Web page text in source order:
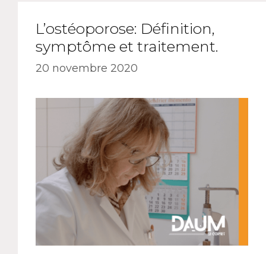
L’ostéoporose: Définition,
symptôme et traitement.
20 novembre 2020